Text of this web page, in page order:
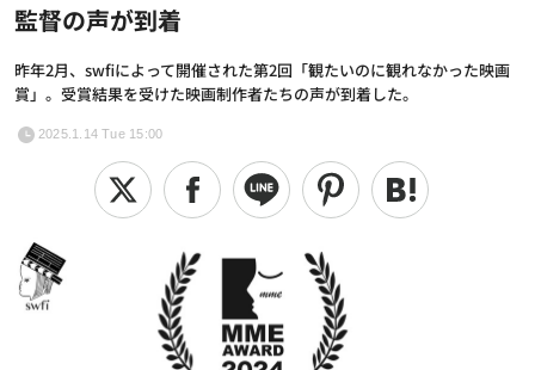
監督の声が到着
昨年2月、swfiによって開催された第2回「観たいのに観れなかった映画
賞」。受賞結果を受けた映画制作者たちの声が到着した。
2025.1.14 Tue 15:00